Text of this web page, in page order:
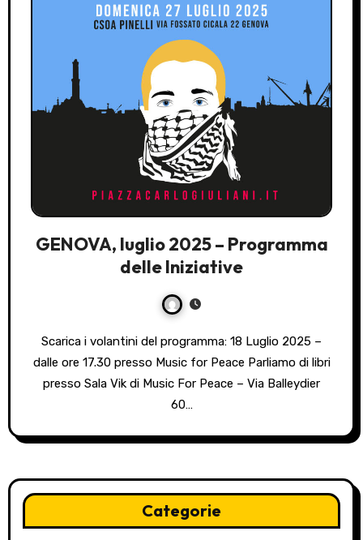
GENOVA, luglio 2025 – Programma
delle Iniziative
Scarica i volantini del programma: 18 Luglio 2025 –
dalle ore 17.30 presso Music for Peace Parliamo di libri
presso Sala Vik di Music For Peace – Via Balleydier
60…
Categorie